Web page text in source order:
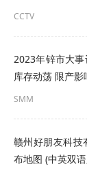
CCTV
2023年锌市大
库存动荡 限产影
SMM
赣州好朋友科技
布地图 (中英双语